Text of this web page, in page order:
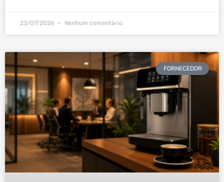
23/07/2026 Nenhum comentário
FORNECEDOR